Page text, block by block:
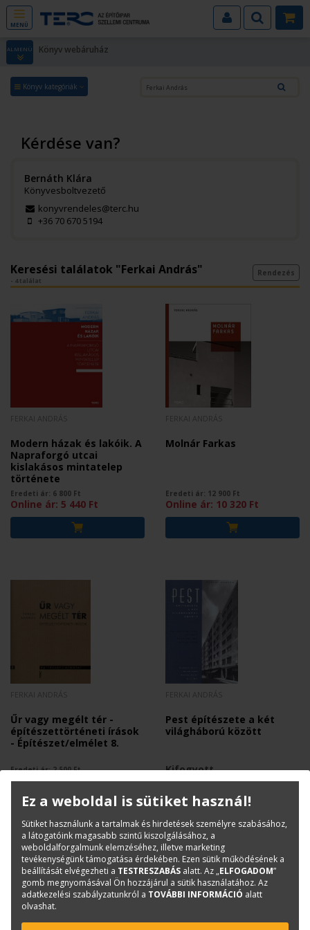
MENÜ
ALMENÜ Könyv webáruház
Könyv kategóriák
Kérdése van?
Bernáth Klára
Könyvesboltvezető
konyvrendeles@terc.hu
+36 70 670 5194
Keresési találatok "Ferkai András"
- 4 találat
Rendezés
Modern házak és lakóik. A
Napraforgó utcai
kislakásos mintatelep
története
Eredeti ár: 6 800 Ft
Online ár: 5 440 Ft
Molnár Farkas
Eredeti ár: 12 900 Ft
Online ár: 10 320 Ft
Űr vagy megélt tér -
építészettörténeti írások
- Építészet/elmélet 8.
Eredeti ár:2 500Ft
Online ár:2 000Ft
Pest építészete a két
világháború között
Kifogyott
KAPCSOLAT ONLINE SHOP RENDEZVÉNYEK
Ez a weboldal is sütiket használ!
Sütiket használunk a tartalmak és hirdetések személyre szabásához,
a látogatóink magasabb szintű kiszolgálásához, a
weboldalforgalmunk elemzéséhez, illetve marketing
tevékenységünk támogatása érdekében. Ezen sütik működésének a
beállítását elvégezheti a TESTRESZABÁS alatt. Az „ELFOGADOM”
gomb megnyomásával Ön hozzájárul a sütik használatához. Az
adatkezelési szabályzatunkról a TOVÁBBI INFORMÁCIÓ alatt
olvashat.